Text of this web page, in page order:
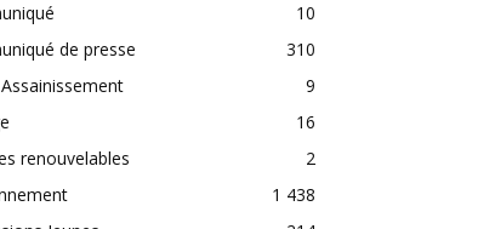
10
de presse
310
9
16
renouvelables
2
1 438